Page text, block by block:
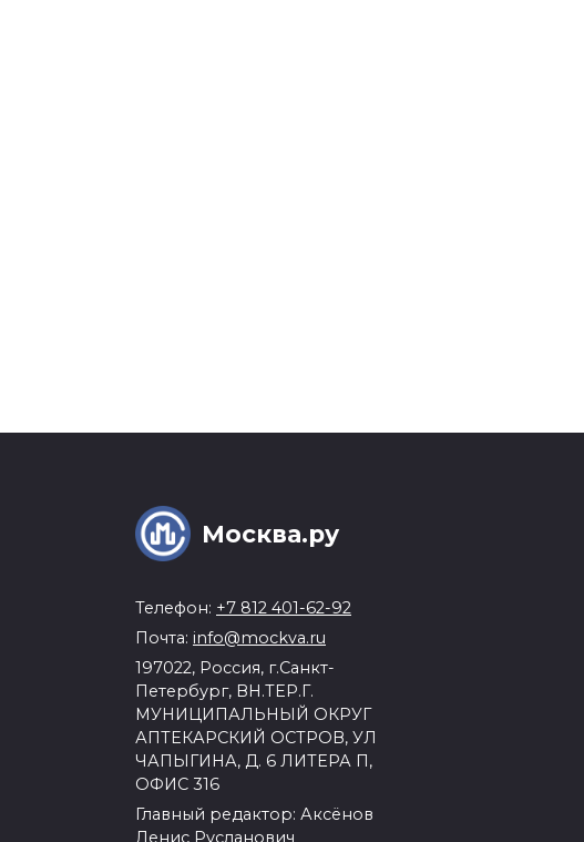
Москва.ру
Телефон: +7 812 401-62-92
Почта: info@mockva.ru
197022, Россия, г.Санкт-
Петербург, ВН.ТЕР.Г.
МУНИЦИПАЛЬНЫЙ ОКРУГ
АПТЕКАРСКИЙ ОСТРОВ, УЛ
ЧАПЫГИНА, Д. 6 ЛИТЕРА П,
ОФИС 316
Главный редактор: Аксёнов
Денис Русланович